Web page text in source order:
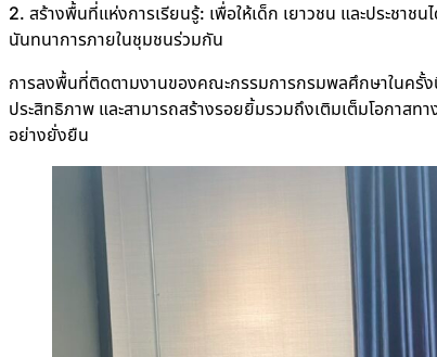
2. สร้างพื้นที่แห่งการเรียนรู้: เพื่อให้เด็ก เยาวชน และประชา
นันทนาการภายในชุมชนร่วมกัน
การลงพื้นที่ติดตามงานของคณะกรรมการกรมพลศึกษาในครั้
ประสิทธิภาพ และสามารถสร้างรอยยิ้มรวมถึงเติมเต็มโอกาสท
อย่างยั่งยืน